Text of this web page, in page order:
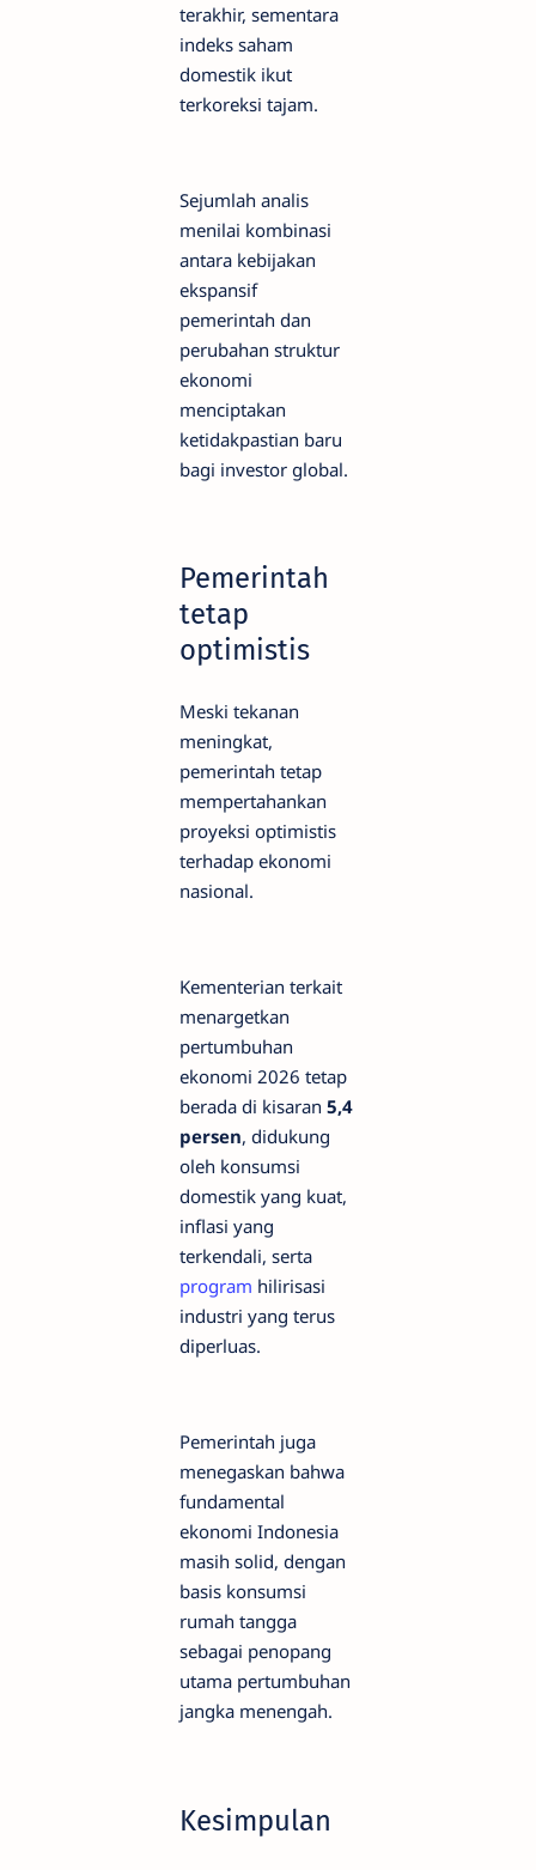
terakhir, sementara
indeks saham
domestik ikut
terkoreksi tajam.
Sejumlah analis
menilai kombinasi
antara kebijakan
ekspansif
pemerintah dan
perubahan struktur
ekonomi
menciptakan
ketidakpastian baru
bagi investor global.
Pemerintah
tetap
optimistis
Meski tekanan
meningkat,
pemerintah tetap
mempertahankan
proyeksi optimistis
terhadap ekonomi
nasional.
Kementerian terkait
menargetkan
pertumbuhan
ekonomi 2026 tetap
berada di kisaran 5,4
persen, didukung
oleh konsumsi
domestik yang kuat,
inflasi yang
terkendali, serta
program hilirisasi
industri yang terus
diperluas.
Pemerintah juga
menegaskan bahwa
fundamental
ekonomi Indonesia
masih solid, dengan
basis konsumsi
rumah tangga
sebagai penopang
utama pertumbuhan
jangka menengah.
Kesimpulan